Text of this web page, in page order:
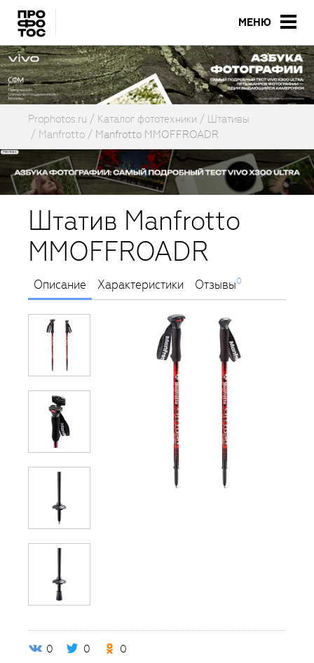
МЕНЮ
Prophotos.ru Каталог фототехники
Штативы
Manfrotto
Manfrotto MMOFFROADR
Штатив Manfrotto
MMOFFROADR
Описание Характеристики Отзывы0
0 0 0